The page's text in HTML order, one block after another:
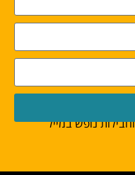
נופש במייל